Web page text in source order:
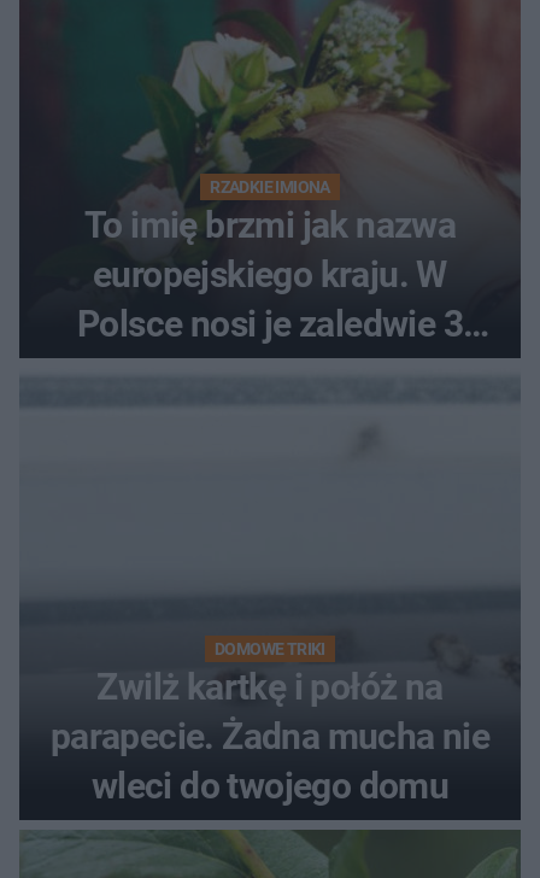
RZADKIE IMIONA
To imię brzmi jak nazwa
europejskiego kraju. W
Polsce nosi je zaledwie 3
DOMOWE TRIKI
Zwilż kartkę i połóż na
parapecie. Żadna mucha nie
wleci do twojego domu